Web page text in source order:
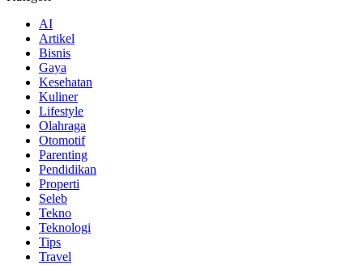
AI
Artikel
Bisnis
Gaya
Kesehatan
Kuliner
Lifestyle
Olahraga
Otomotif
Parenting
Pendidikan
Properti
Seleb
Tekno
Teknologi
Tips
Travel